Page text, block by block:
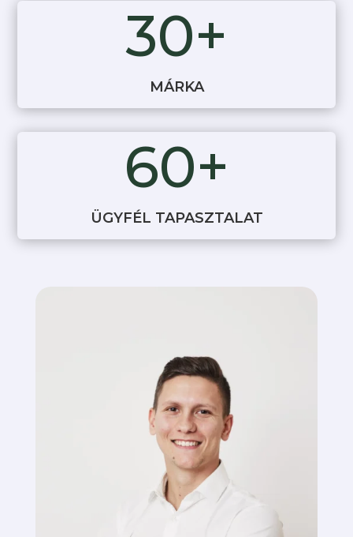
30+
MÁRKA
60+
ÜGYFÉL TAPASZTALAT